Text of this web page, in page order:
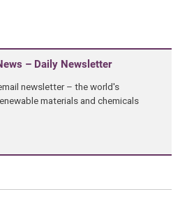
– Daily Newsletter
newsletter – the world's
materials and chemicals